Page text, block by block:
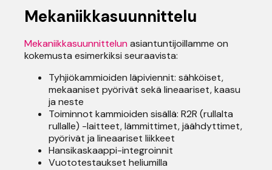
Mekaniikkasuunnittelu
Mekaniikkasuunnittelun asiantuntijoillamme on
kokemusta esimerkiksi seuraavista:
Tyhjiökammioiden läpiviennit: sähköiset,
mekaaniset pyörivät sekä lineaariset, kaasu
ja neste
Toiminnot kammioiden sisällä: R2R (rullalta
rullalle) -laitteet, lämmittimet, jäähdyttimet,
pyörivät ja lineaariset liikkeet
Hansikaskaappi-integroinnit
Vuototestaukset heliumilla